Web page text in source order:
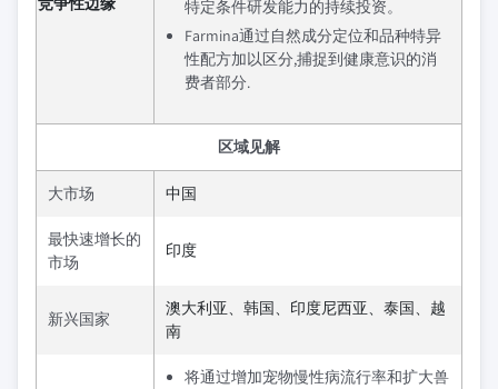
特定条件研发能力的持续投资。
Farmina通过自然成分定位和品种特异
性配方加以区分,捕捉到健康意识的消
费者部分.
区域见解
大市场 中国
最快速增长的
市场
印度
新兴国家
澳大利亚、韩国、印度尼西亚、泰国、越
南
将通过增加宠物慢性病流行率和扩大兽